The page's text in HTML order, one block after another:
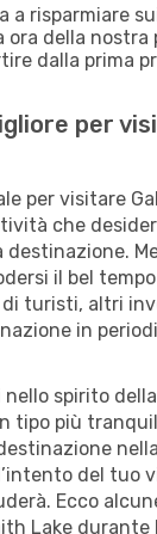
a risparmiare
ora della nostra
dalla prima
per
per visitare
che
destinazione.
il bel
di turisti, altri
in
nello spirito
tipo più
del tuo
Ecco
Lake durante